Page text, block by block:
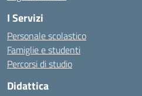
I Servizi
Personale scolastico
Famiglie e studenti
Percorsi di studio
Didattica